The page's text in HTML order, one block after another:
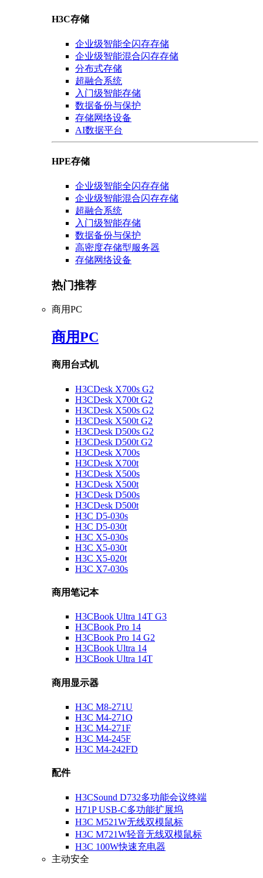
H3C存储
企业级智能全闪存存储
企业级智能混合闪存存储
分布式存储
超融合系统
入门级智能存储
数据备份与保护
存储网络设备
AI数据平台
HPE存储
企业级智能全闪存存储
企业级智能混合闪存存储
超融合系统
入门级智能存储
数据备份与保护
高密度存储型服务器
存储网络设备
热门推荐
商用PC
商用PC
商用台式机
H3CDesk X700s G2
H3CDesk X700t G2
H3CDesk X500s G2
H3CDesk X500t G2
H3CDesk D500s G2
H3CDesk D500t G2
H3CDesk X700s
H3CDesk X700t
H3CDesk X500s
H3CDesk X500t
H3CDesk D500s
H3CDesk D500t
H3C D5-030s
H3C D5-030t
H3C X5-030s
H3C X5-030t
H3C X5-020t
H3C X7-030s
商用笔记本
H3CBook Ultra 14T G3
H3CBook Pro 14
H3CBook Pro 14 G2
H3CBook Ultra 14
H3CBook Ultra 14T
商用显示器
H3C M8-271U
H3C M4-271Q
H3C M4-271F
H3C M4-245F
H3C M4-242FD
配件
H3CSound D732多功能会议终端
H71P USB-C多功能扩展坞
H3C M521W无线双模鼠标
H3C M721W轻音无线双模鼠标
H3C 100W快速充电器
主动安全